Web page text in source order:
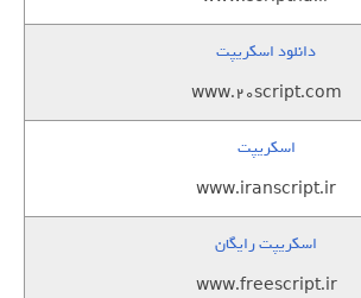
دانلود اسکریپت
www.20script.com
اسکریپت
www.iranscript.ir
اسکریپت رایگان
www.freescript.ir